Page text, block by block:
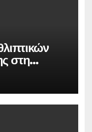
στη